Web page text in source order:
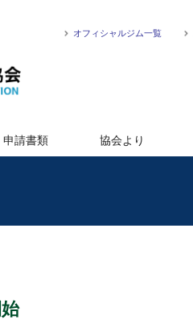
オフィシャルジム一覧
申請書類 協会より